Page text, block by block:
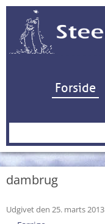
Forside
Søg
dambrug
Udgivet den 25. marts 2013